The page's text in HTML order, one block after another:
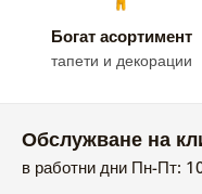
Богат асортимент
тапети и декорации
Обслужване на
в работни дни Пн-Пт: